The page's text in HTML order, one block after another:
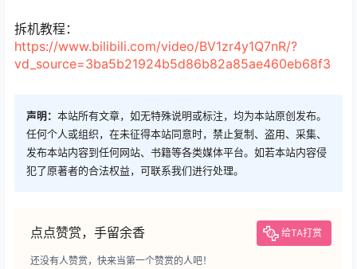
拆机教程：
https://www.bilibili.com/video/BV1zr4y1Q7nR/?
vd_source=3ba5b21924b5d86b82a85ae460eb68f3
声明： 本站所有文章，如无特殊说明或标注，均为本站原创发布。
任何个人或组织，在未征得本站同意时，禁止复制、盗用、采集、
发布本站内容到任何网站、书籍等各类媒体平台。如若本站内容侵
犯了原著者的合法权益，可联系我们进行处理。
点点赞赏，手留余香 给TA打赏
还没有人赞赏，快来当第一个赞赏的人吧！